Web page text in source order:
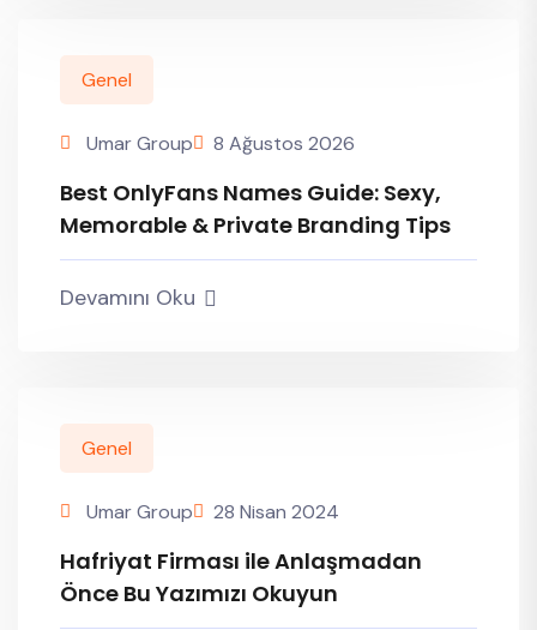
Genel
Umar Group 8 Ağustos 2026
Best OnlyFans Names Guide: Sexy,
Memorable & Private Branding Tips
Devamını Oku
Genel
Umar Group 28 Nisan 2024
Hafriyat Firması ile Anlaşmadan
Önce Bu Yazımızı Okuyun